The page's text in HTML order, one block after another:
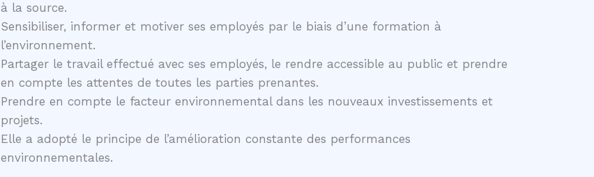
à la source.
Sensibiliser, informer et motiver ses employés par le biais d’une formation à
l’environnement.
Partager le travail effectué avec ses employés, le rendre accessible au public et prendre
en compte les attentes de toutes les parties prenantes.
Prendre en compte le facteur environnemental dans les nouveaux investissements et
projets.
Elle a adopté le principe de l’amélioration constante des performances
environnementales.